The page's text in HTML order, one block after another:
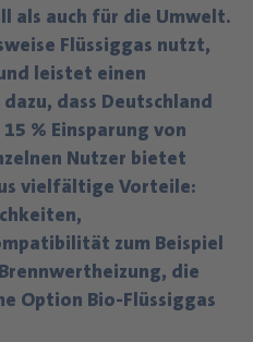
als auch für die Umwelt.
Flüssiggas nutzt,
leistet einen
dass Deutschland
% Einsparung von
Nutzer bietet
vielfältige Vorteile:
zum Beispiel
die
Option Bio-Flüssiggas